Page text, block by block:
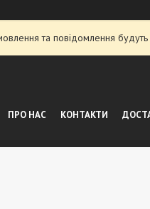
та повідомлення
ПРО НАС КОНТАКТИ